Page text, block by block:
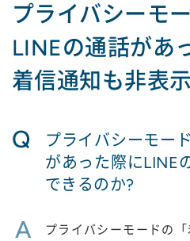
プライバシーモ
LINEの通話があ
着信通知も非表
Q
プライバシーモー
があった際にLINE
できるのか?
A
プライバシーモードの